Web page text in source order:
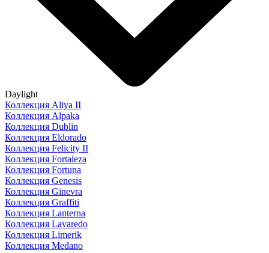
Daylight
Коллекция Aliya II
Коллекция Alpaka
Коллекция Dublin
Коллекция Eldorado
Коллекция Felicity II
Коллекция Fortaleza
Коллекция Fortuna
Коллекция Genesis
Коллекция Ginevra
Коллекция Graffiti
Коллекция Lanterna
Коллекция Lavaredo
Коллекция Limerik
Коллекция Medano